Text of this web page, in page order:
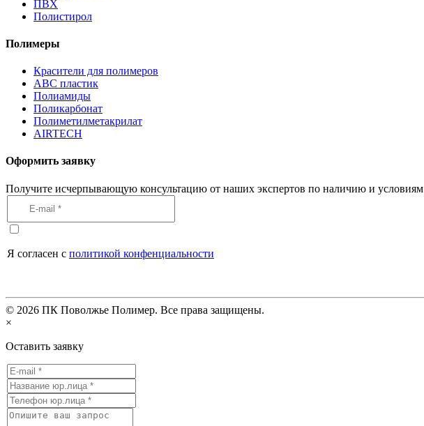
ПВХ
Полистирол
Полимеры
Красители для полимеров
АВС пластик
Полиамиды
Поликарбонат
Полиметилметакрилат
AIRTECH
Оформить заявку
Получите исчерпывающую консультацию от наших экспертов по наличию и условиям
Я согласен с политикой конфенциальности
© 2026 ПК Поволжье Полимер. Все права защищены.
×
Оставить заявку